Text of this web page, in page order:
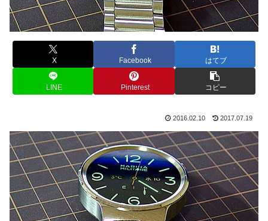
X Facebook はてブ
LINE Pinterest コピー
2016.02.10 2017.07.19